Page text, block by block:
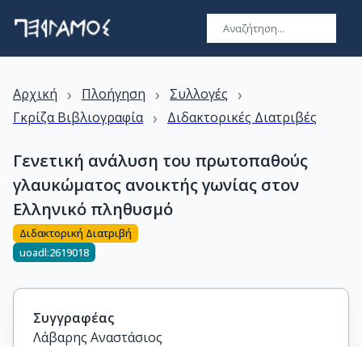
Αρχική › Πλοήγηση › Συλλογές ›
Γκρίζα Βιβλιογραφία › Διδακτορικές Διατριβές
Γενετική ανάλυση του πρωτοπαθούς
γλαυκώματος ανοικτής γωνίας στον
Ελληνικό πληθυσμό
Διδακτορική Διατριβή
uoadl:2619018
Συγγραφέας
Λάβαρης Αναστάσιος